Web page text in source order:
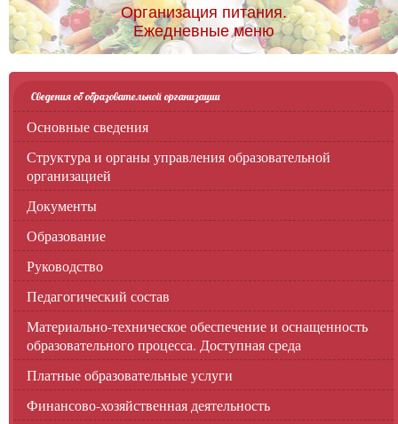
Организация питания.
Ежедневные меню
Сведения об образовательной организации
Основные сведения
Структура и органы управления образовательной
организацией
Документы
Образование
Руководство
Педагогический состав
Материально-техническое обеспечение и оснащенность
образовательного процесса. Доступная среда
Платные образовательные услуги
Финансово-хозяйственная деятельность